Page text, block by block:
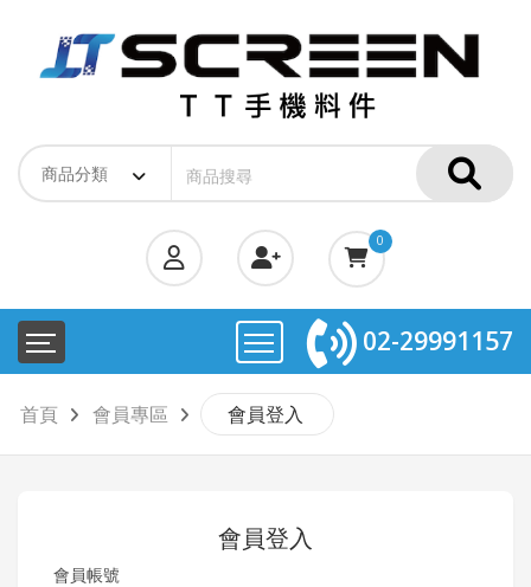
0
02-29991157
首頁 會員專區 會員登入
會員登入
會員帳號